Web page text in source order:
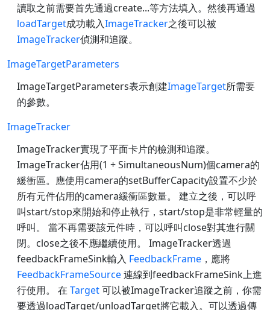
讀取之前需要首先通過create...等方法填入。然後再通過
loadTarget成功載入ImageTracker之後可以被
ImageTracker偵測和追蹤。
ImageTargetParameters
ImageTargetParameters表示創建ImageTarget所需要
的參數。
ImageTracker
ImageTracker實現了平面卡片的檢測和追蹤。
ImageTracker佔用(1 + SimultaneousNum)個camera的
緩衝區。應使用camera的setBufferCapacity設置不少於
所有元件佔用的camera緩衝區數量。 建立之後，可以呼
叫start/stop來開始和停止執行，start/stop是非常輕量的
呼叫。 當不再需要該元件時，可以呼叫close對其進行關
閉。close之後不應繼續使用。 ImageTracker透過
feedbackFrameSink輸入 FeedbackFrame ，應將
FeedbackFrameSource連線到feedbackFrameSink上進
行使用。 在 Target可以被ImageTracker追蹤之前，你需
要透過loadTarget/unloadTarget將它載入。可以透過傳